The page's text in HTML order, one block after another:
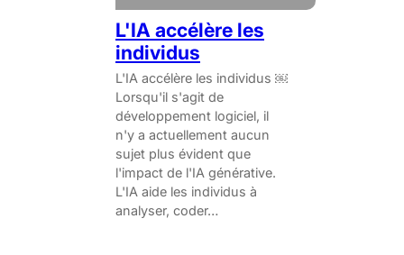
L'IA accélère les
individus
L'IA accélère les individus ￼
Lorsqu'il s'agit de
développement logiciel, il
n'y a actuellement aucun
sujet plus évident que
l'impact de l'IA générative.
L'IA aide les individus à
analyser, coder…